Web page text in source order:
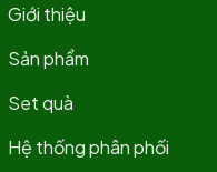
Giới thiệu
Sản phẩm
Set quà
Hệ thống phân phối